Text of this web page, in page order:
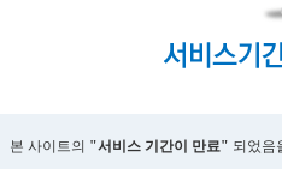
본 사이트의 "서비스 기간이 만료" 되었음